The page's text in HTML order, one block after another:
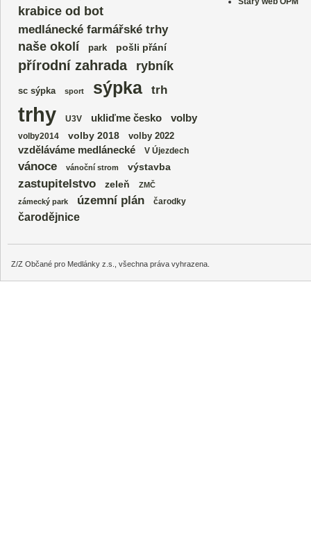
krabice od bot
medlánecké farmářské trhy
naše okolí
park pošli přání
přírodní zahrada rybník
sc sýpka sport sýpka trh
trhy U3V ukliďme česko volby
volby2014 volby 2018 volby 2022
vzděláváme medlánecké V Újezdech
vánoce vánoční strom výstavba
zastupitelstvo zeleň
ZMČ
zámecký park
územní plán čarodky
čarodějnice
Z/Z Občané pro Medlánky z.s., všechna práva vyhrazena.